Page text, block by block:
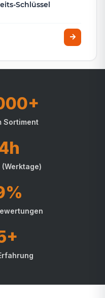
Schlüssel
Sortiment